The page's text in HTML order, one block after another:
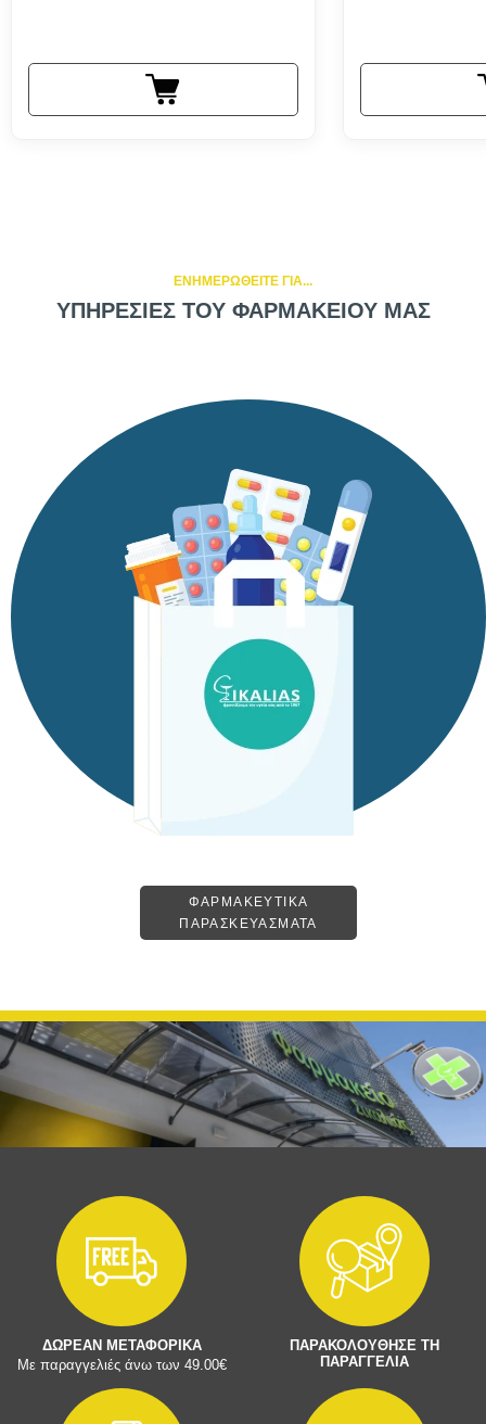
ΕΝΗΜΕΡΩΘΕΙΤΕ ΓΙΑ...
ΥΠΗΡΕΣΙΕΣ ΤΟΥ ΦΑΡΜΑΚΕΙΟΥ ΜΑΣ
ΦΑΡΜΑΚΕΥΤΙΚΑ
ΠΑΡΑΣΚΕΥΑΣΜΑΤΑ
ΔΩΡΕΑΝ ΜΕΤΑΦΟΡΙΚΑ
Με παραγγελιές άνω των 49.00€
ΠΑΡΑΚΟΛΟΥΘΗΣΕ ΤΗ
ΠΑΡΑΓΓΕΛΙΑ